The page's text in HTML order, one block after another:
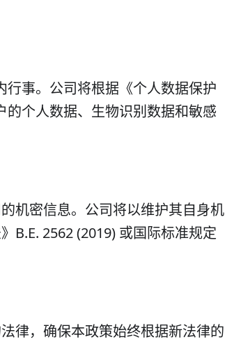
行事。公司将根据《个人数据保护
的个人数据、生物识别数据和敏感
机密信息。公司将以维护其自身机
B.E. 2562 (2019) 或国际标准规定
律，确保本政策始终根据新法律的